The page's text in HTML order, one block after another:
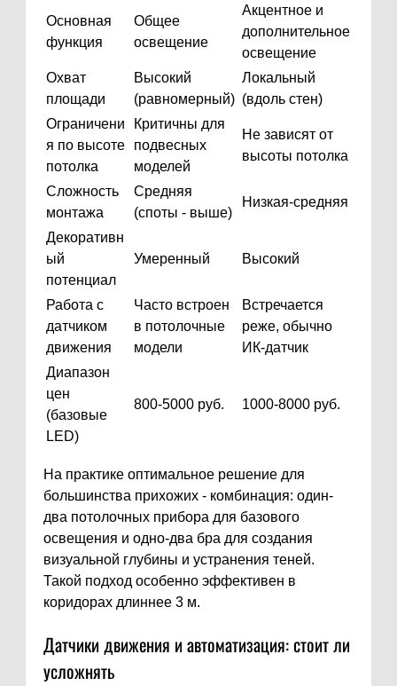
Основная
функция
Общее
освещение
Акцентное и
дополнительное
освещение
Охват
площади
Высокий
(равномерный)
Локальный
(вдоль стен)
Ограничени
я по высоте
потолка
Критичны для
подвесных
моделей
Не зависят от
высоты потолка
Сложность
монтажа
Средняя
(споты - выше)
Низкая-средняя
Декоративн
ый
потенциал
Умеренный Высокий
Работа с
датчиком
движения
Часто встроен
в потолочные
модели
Встречается
реже, обычно
ИК-датчик
Диапазон
цен
(базовые
LED)
800-5000 руб. 1000-8000 руб.
На практике оптимальное решение для
большинства прихожих - комбинация: один-
два потолочных прибора для базового
освещения и одно-два бра для создания
визуальной глубины и устранения теней.
Такой подход особенно эффективен в
коридорах длиннее 3 м.
Датчики движения и автоматизация: стоит ли
усложнять